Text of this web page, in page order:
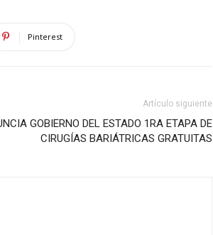
Pinterest
Artículo siguiente
GOBIERNO DEL ESTADO 1RA ETAPA DE
CIRUGÍAS BARIÁTRICAS GRATUITAS